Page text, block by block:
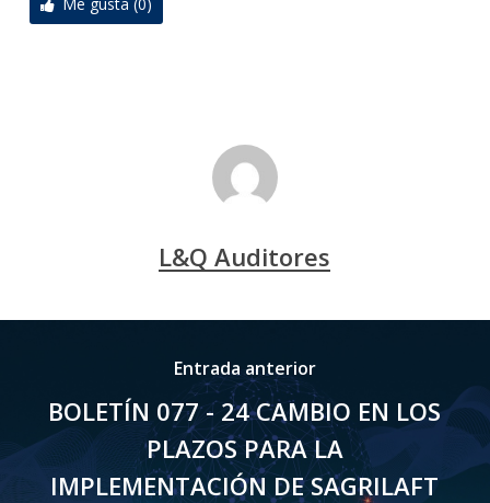
L&Q Auditores
Entrada anterior
BOLETÍN 077 - 24 CAMBIO EN LOS
PLAZOS PARA LA
IMPLEMENTACIÓN DE SAGRILAFT